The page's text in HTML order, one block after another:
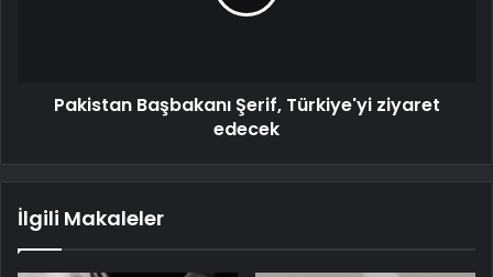
Pakistan Başbakanı Şerif, Türkiye'yi ziyaret
edecek
İlgili Makaleler